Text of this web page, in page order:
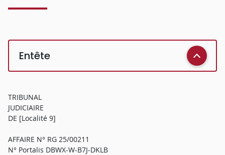
Entête
TRIBUNAL
JUDICIAIRE
DE [Localité 9]
AFFAIRE N° RG 25/00211
N° Portalis DBWX-W-B7J-DKLB